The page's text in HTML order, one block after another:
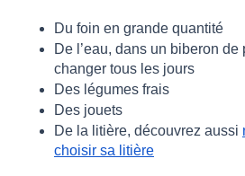
Du foin en grande quantité
De l’eau, dans un biberon de
changer tous les jours
Des légumes frais
Des jouets
De la litière, découvrez aussi
choisir sa litière